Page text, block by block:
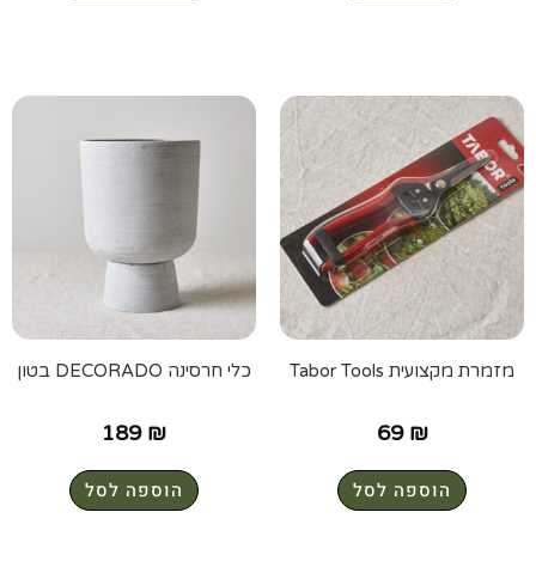
מזמרת מקצועית Tabor Tools
69 ₪
הוספה לסל
כלי חרסינה DECORADO בטון
189 ₪
הוספה לסל